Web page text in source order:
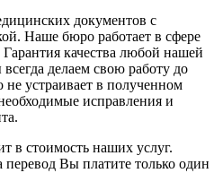
документов с
Наше бюро работает в сфере
качества любой нашей
делаем свою работу до
не устраивает в полученном
исправления и
в стоимость наших услуг.
перевод Вы платите только один